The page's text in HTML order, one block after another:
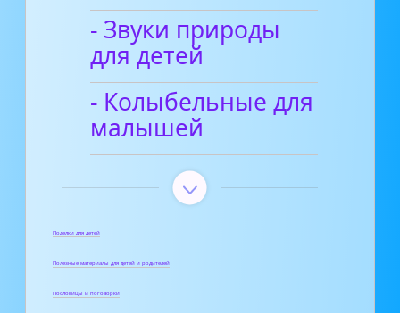
- Звуки природы
для детей
- Колыбельные для
малышей
Поделки для детей
Полезные материалы для детей и родителей
Пословицы и поговорки